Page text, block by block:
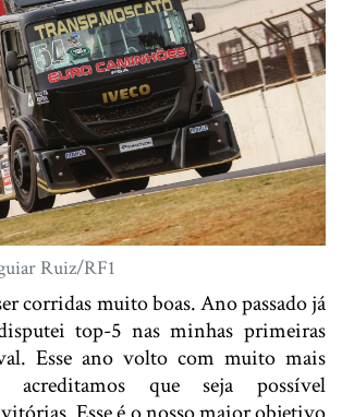
Ruiz/RF1
corridas muito boas. Ano passado já
top-5 nas minhas primeiras
Esse ano volto com muito mais
acreditamos que seja possível